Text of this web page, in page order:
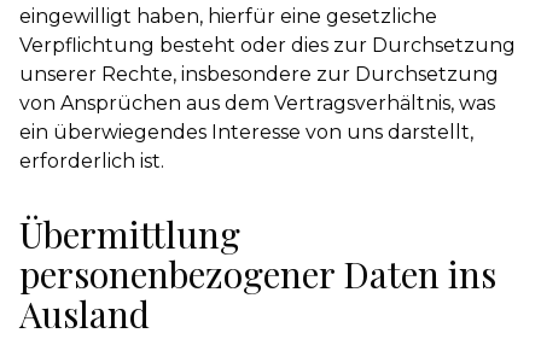
eingewilligt haben, hierfür eine gesetzliche
Verpflichtung besteht oder dies zur Durchsetzung
unserer Rechte, insbesondere zur Durchsetzung
von Ansprüchen aus dem Vertragsverhältnis, was
ein überwiegendes Interesse von uns darstellt,
erforderlich ist.
Übermittlung
personenbezogener Daten ins
Ausland